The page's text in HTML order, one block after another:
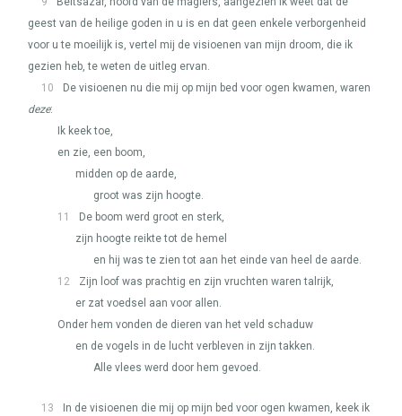
geest van de heilige goden in u is en dat geen enkele verborgenheid
voor u te moeilijk is, vertel mij de visioenen van mijn droom, die ik
gezien heb, te weten de uitleg ervan.
10
De visioenen nu die mij op mijn bed voor ogen kwamen, waren
deze:
Ik keek toe,
en zie, een boom,
midden op de aarde,
groot was zijn hoogte.
11
De boom werd groot en sterk,
zijn hoogte reikte tot de hemel
en hij was te zien tot aan het einde van heel de aarde.
12
Zijn loof was prachtig en zijn vruchten waren talrijk,
er zat voedsel aan voor allen.
Onder hem vonden de dieren van het veld schaduw
en de vogels in de lucht verbleven in zijn takken.
Alle vlees werd door hem gevoed.
13
In de visioenen die mij op mijn bed voor ogen kwamen, keek ik